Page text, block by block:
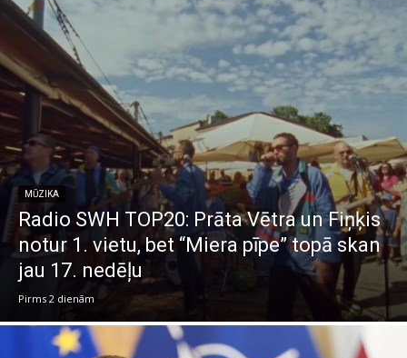
MŪZIKA
Radio SWH TOP20: Prāta Vētra un Fiņķis
notur 1. vietu, bet “Miera pīpe” topā skan
jau 17. nedēļu
Pirms 2 dienām